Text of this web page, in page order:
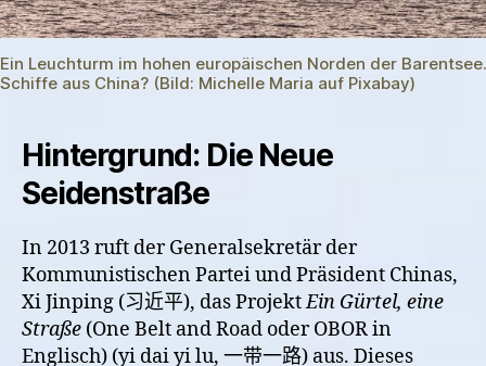
Ein Leuchturm im hohen europäischen Norden der
Schiffe aus China? (Bild: Michelle Maria auf Pixabay)
Hintergrund: Die Neue
Seidenstraße
In 2013 ruft der Generalsekretär der
Kommunistischen Partei und Präsident Chinas,
Xi Jinping (习近平), das ProjektEin Gürtel, eine
Straße (One Belt and Road oder OBOR in
Englisch) (yi dai yi lu, 一带一路) aus. Dieses